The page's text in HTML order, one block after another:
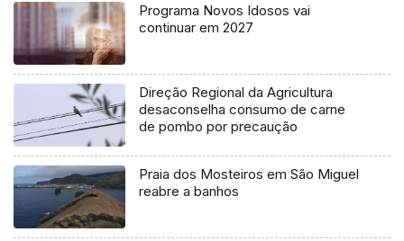
Programa Novos Idosos vai
continuar em 2027
Direção Regional da Agricultura
desaconselha consumo de carne
de pombo por precaução
Praia dos Mosteiros em São Miguel
reabre a banhos